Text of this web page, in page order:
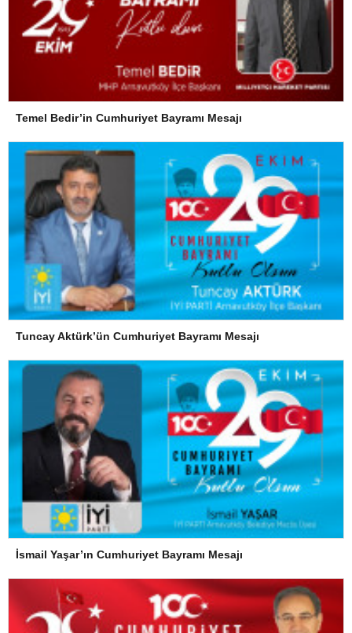
Temel Bedir’in Cumhuriyet Bayramı Mesajı
Tuncay Aktürk’ün Cumhuriyet Bayramı Mesajı
İsmail Yaşar’ın Cumhuriyet Bayramı Mesajı